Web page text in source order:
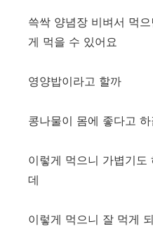
쓱싹 양념장 비벼서 먹
게 먹을 수 있어요
영양밥이라고 할까
콩나물이 몸에 좋다고
이렇게 먹으니 가볍기
데
이렇게 먹으니 잘 먹게